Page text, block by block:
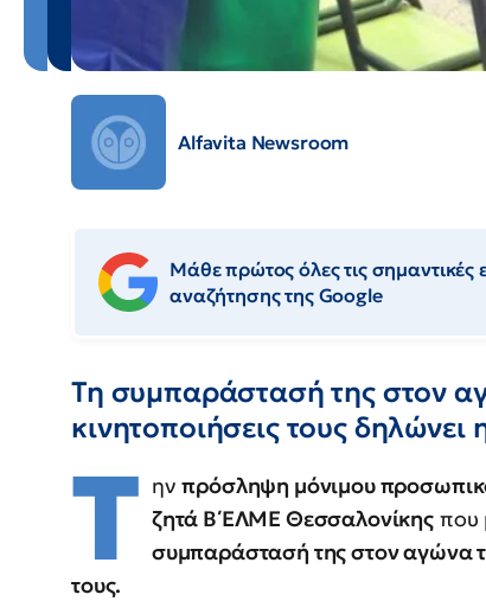
Alfavita Newsroom
Μάθε πρώτος όλες τις
αναζήτησης της Google
Τη συμπαράστασή της στον
κινητοποιήσεις τους
Τ ηνπρόσληψη μόνιμου
ζητά Β΄ΕΛΜΕ Θεσσαλονίκης που
συμπαράστασή της στον αγώνα
τους.